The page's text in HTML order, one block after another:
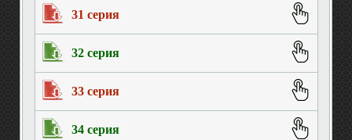
31 серия
32 серия
33 серия
34 серия